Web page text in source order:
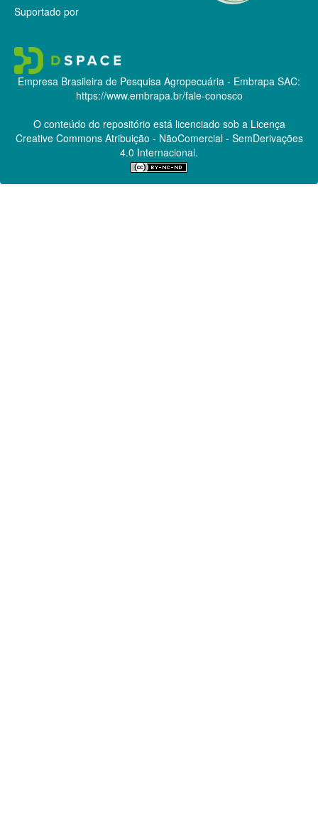
Suportado por
Empresa Brasileira de Pesquisa Agropecuária - Embrapa SAC:
https://www.embrapa.br/fale-conosco
O conteúdo do repositório está licenciado sob a Licença
Creative CommonsAtribuição - NãoComercial - SemDerivações
4.0 Internacional.